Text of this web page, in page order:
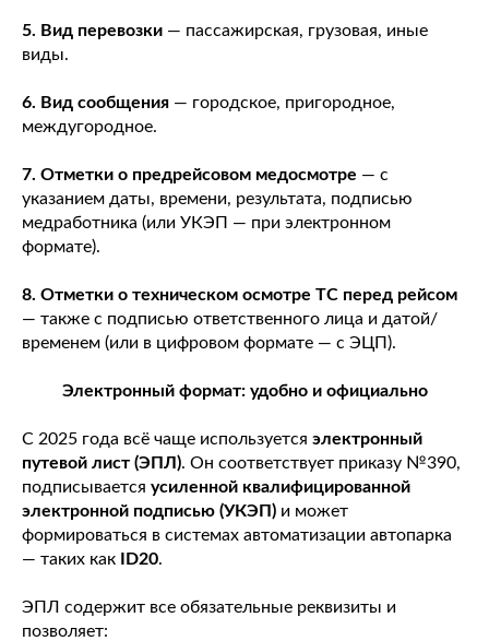
5. Вид перевозки — пассажирская, грузовая, иные
виды.
6. Вид сообщения — городское, пригородное,
междугородное.
7. Отметки о предрейсовом медосмотре — с
указанием даты, времени, результата, подписью
медработника (или УКЭП — при электронном
формате).
8. Отметки о техническом осмотре ТС перед рейсом
— также с подписью ответственного лица и датой/
временем (или в цифровом формате — с ЭЦП).
Электронный формат: удобно и официально
С 2025 года всё чаще используется электронный
путевой лист (ЭПЛ). Он соответствует приказу №390,
подписывается усиленной квалифицированной
электронной подписью (УКЭП) и может
формироваться в системах автоматизации автопарка
— таких как
ID20.
ЭПЛ содержит все обязательные реквизиты и
позволяет: